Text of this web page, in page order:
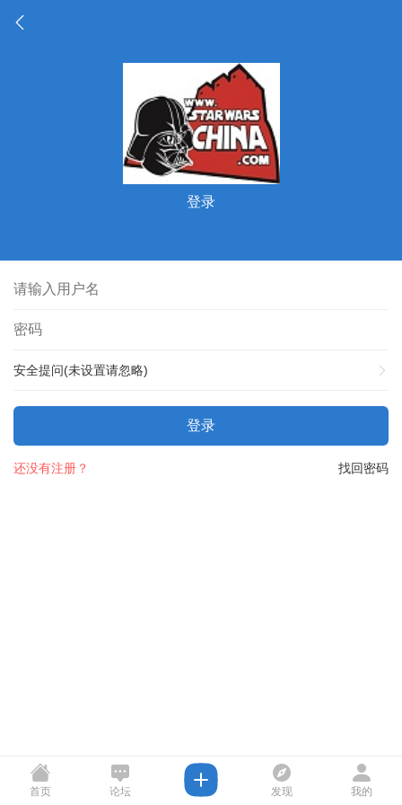
登录
安全提问(未设置请忽略)
登录
找回密码
还没有注册？
首页 论坛 发现 我的